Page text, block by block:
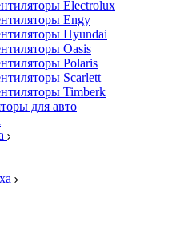
Electrolux
Engy
Hyundai
Oasis
Polaris
Scarlett
Timberk
для авто